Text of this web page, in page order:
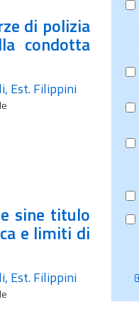
di polizia
condotta
Est. Filippini
sine titulo
e limiti di
Est. Filippini